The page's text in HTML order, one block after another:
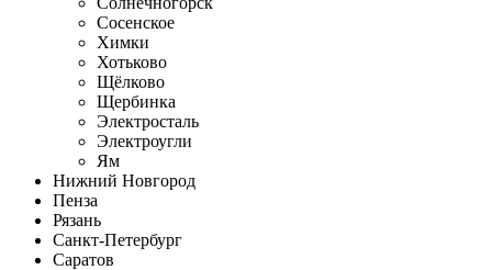
Сосенское
Химки
Хотьково
Щёлково
Щербинка
Электросталь
Электроугли
Ям
Нижний Новгород
Пенза
Рязань
Санкт-Петербург
Саратов